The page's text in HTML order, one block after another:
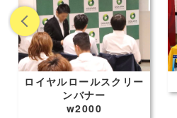
くるりんⅡ w85